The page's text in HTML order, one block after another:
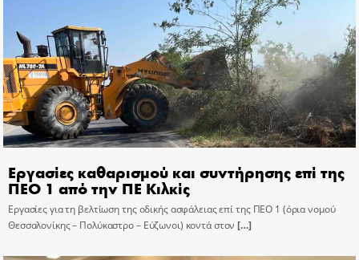
Εργασίες καθαρισμού και συντήρησης επί της
ΠΕΟ 1 από την ΠΕ Κιλκίς
Εργασίες για τη βελτίωση της οδικής ασφάλειας επί της ΠΕΟ 1 (όρια νομού
Θεσσαλονίκης – Πολύκαστρο – Εύζωνοι) κοντά στον […]